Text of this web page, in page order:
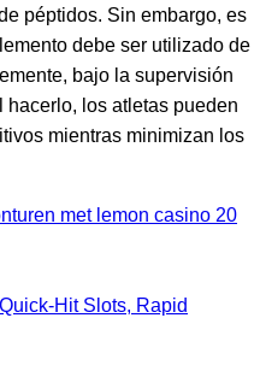
péptidos. Sin embargo, es
debe ser utilizado de
bajo la supervisión
los atletas pueden
mientras minimizan los
met lemon casino 20
Slots, Rapid